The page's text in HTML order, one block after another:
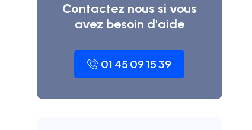
Contactez nous si vous
avez besoin d'aide
01 45 09 15 39